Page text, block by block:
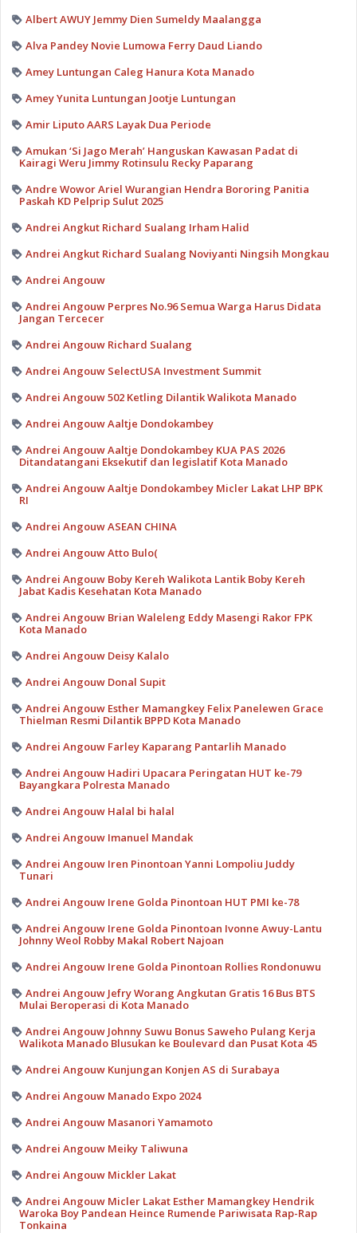
Albert AWUY Jemmy Dien Sumeldy Maalangga
Alva Pandey Novie Lumowa Ferry Daud Liando
Amey Luntungan Caleg Hanura Kota Manado
Amey Yunita Luntungan Jootje Luntungan
Amir Liputo AARS Layak Dua Periode
Amukan ‘Si Jago Merah’ Hanguskan Kawasan Padat di
Kairagi Weru Jimmy Rotinsulu Recky Paparang
Andre Wowor Ariel Wurangian Hendra Bororing Panitia
Paskah KD Pelprip Sulut 2025
Andrei Angkut Richard Sualang Irham Halid
Andrei Angkut Richard Sualang Noviyanti Ningsih Mongkau
Andrei Angouw
Andrei Angouw Perpres No.96 Semua Warga Harus Didata
Jangan Tercecer
Andrei Angouw Richard Sualang
Andrei Angouw SelectUSA Investment Summit
Andrei Angouw 502 Ketling Dilantik Walikota Manado
Andrei Angouw Aaltje Dondokambey
Andrei Angouw Aaltje Dondokambey KUA PAS 2026
Ditandatangani Eksekutif dan legislatif Kota Manado
Andrei Angouw Aaltje Dondokambey Micler Lakat LHP BPK
RI
Andrei Angouw ASEAN CHINA
Andrei Angouw Atto Bulo(
Andrei Angouw Boby Kereh Walikota Lantik Boby Kereh
Jabat Kadis Kesehatan Kota Manado
Andrei Angouw Brian Waleleng Eddy Masengi Rakor FPK
Kota Manado
Andrei Angouw Deisy Kalalo
Andrei Angouw Donal Supit
Andrei Angouw Esther Mamangkey Felix Panelewen Grace
Thielman Resmi Dilantik BPPD Kota Manado
Andrei Angouw Farley Kaparang Pantarlih Manado
Andrei Angouw Hadiri Upacara Peringatan HUT ke-79
Bayangkara Polresta Manado
Andrei Angouw Halal bi halal
Andrei Angouw Imanuel Mandak
Andrei Angouw Iren Pinontoan Yanni Lompoliu Juddy
Tunari
Andrei Angouw Irene Golda Pinontoan HUT PMI ke-78
Andrei Angouw Irene Golda Pinontoan Ivonne Awuy-Lantu
Johnny Weol Robby Makal Robert Najoan
Andrei Angouw Irene Golda Pinontoan Rollies Rondonuwu
Andrei Angouw Jefry Worang Angkutan Gratis 16 Bus BTS
Mulai Beroperasi di Kota Manado
Andrei Angouw Johnny Suwu Bonus Saweho Pulang Kerja
Walikota Manado Blusukan ke Boulevard dan Pusat Kota 45
Andrei Angouw Kunjungan Konjen AS di Surabaya
Andrei Angouw Manado Expo 2024
Andrei Angouw Masanori Yamamoto
Andrei Angouw Meiky Taliwuna
Andrei Angouw Mickler Lakat
Andrei Angouw Micler Lakat Esther Mamangkey Hendrik
Waroka Boy Pandean Heince Rumende Pariwisata Rap-Rap
Tonkaina